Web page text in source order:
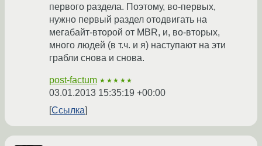
первого раздела. Поэтому, во-первых,
нужно первый раздел отодвигать на
мегабайт-второй от MBR, и, во-вторых,
много людей (в т.ч. и я) наступают на эти
грабли снова и снова.
post-factum ★★★★★
03.01.2013 15:35:19 +00:00
Ссылка